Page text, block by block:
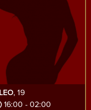
, 19
16:00 - 02:00